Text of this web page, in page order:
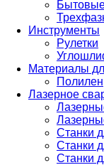
Инструменты
Рулетки
Материалы
Полилен
Лазерное
Станки
Станки
Станки